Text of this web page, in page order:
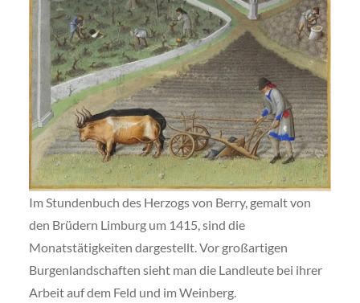
Im Stundenbuch des Herzogs von Berry, gemalt von
den Brüdern Limburg um 1415, sind die
Monatstätigkeiten dargestellt. Vor großartigen
Burgenlandschaften sieht man die Landleute bei ihrer
Arbeit auf dem Feld und im Weinberg.